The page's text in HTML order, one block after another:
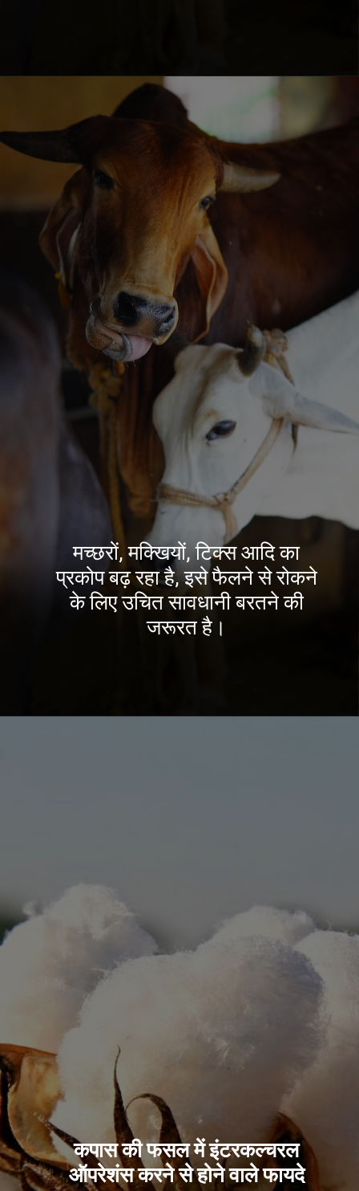
मच्छरों, मक्खियों, टिक्स आदि का
प्रकोप बढ़ रहा है, इसे फैलने से रोकने
के लिए उचित सावधानी बरतने की
जरूरत है।
कपास की फसल में इंटरकल्चरल
ऑपरेशंस करने से होने वाले फायदे